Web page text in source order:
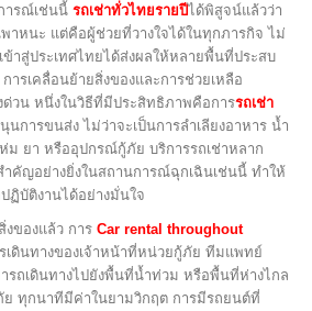
ารณ์เช่นนี้ รถเช่าทั่วไทยรายปีได้พิสูจน์แล้วว่า
าหนะ แต่คือผู้ช่วยที่วางใจได้ในทุกภารกิจ ไม่
าสู่ประเทศไทยได้ส่งผลให้หลายพื้นที่ประสบ
ารเคลื่อนย้ายสิ่งของและการช่วยเหลือ
ด่วน หนึ่งในวิธีที่มีประสิทธิภาพคือการรถเช่า
นการขนส่ง ไม่ว่าจะเป็นการลำเลียงอาหาร น้ำ
ม ยา หรืออุปกรณ์กู้ภัย บริการรถเช่าหลาก
คัญอย่างยิ่งในสถานการณ์ฉุกเฉินเช่นนี้ ทำให้
ฏิบัติงานได้อย่างมั่นใจ
องแล้ว การ Car rental throughout
เดินทางของเจ้าหน้าที่หน่วยกู้ภัย ทีมแพทย์
รถเดินทางไปยังพื้นที่น้ำท่วม หรือพื้นที่ห่างไกล
ย ทุกนาทีมีค่าในยามวิกฤต การมีรถยนต์ที่